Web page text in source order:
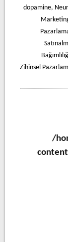
dopamine,
Zihinsel
/